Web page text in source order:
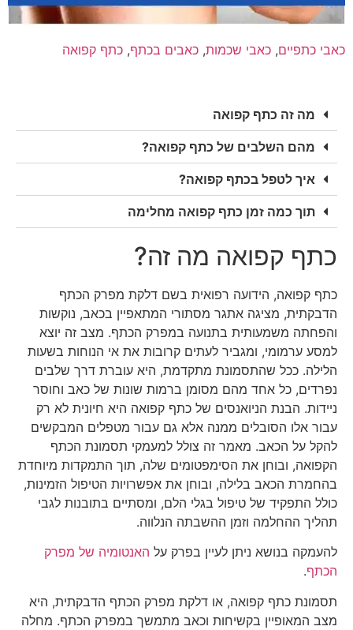
כאבי כתפיים, כאבי שכמות, כאבים בכתף, כתף קפואה
מה זה כתף קפואה
מהם השלבים של כתף קפואה?
איך לטפל בכתף קפואה?
תוך כמה זמן כתף קפואה מחלימה
כתף קפואה מה זה?
כתף קפואה, הידועה רפואית בשם דלקת מפרק הכתף
הדבקתית, מציגה אתגר מסתורי המתאפיין בכאב, נוקשות
והפחתה משמעותית בתנועה במפרק הכתף. מצב זה יוצא
למסע ערמומי, ומגביר לעתים קרובות את אי הנוחות בשעות
הלילה. ככל שהתסמונת מתקדמת, היא עוברת דרך שלבים
נפרדים, כל אחד מהם מסומן ברמות שונות של כאב וחוסר
ניידות. הבנת הניואנסים של כתף קפואה היא חיונית לא רק
עבור אלו הסובלים ממנה אלא גם עבור מטפלים המבקשים
להקל על הכאב. מאמר זה צולל למעמקי תסמונת הכתף
הקפואה, ובוחן את הסימפטומים שלה, תוך התמקדות מיוחדת
בהחמרת הכאב בלילה, ובוחן את אפשרויות הטיפול הזמינות,
כולל התפקיד של טיפול בגלי הלם, ומסתיים בתובנות לגבי
תהליך ההחלמה וזמן ההשבתה הנלווה.
להעמקה בנושא ניתן לעיין בפרק על האנטומיה של מפרק
הכתף.
תסמונת כתף קפואה, או דלקת מפרק הכתף הדבקתית, היא
מצב המאופיין בקשיחות וכאב מתמשך במפרק הכתף. מחלה